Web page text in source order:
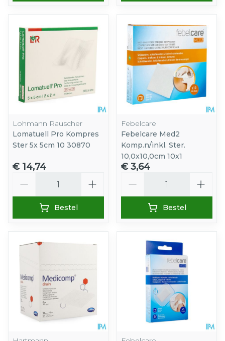
Lohmann Rauscher
Lomatuell Pro Kompres
Ster 5x 5cm 10 30870
€ 14,74
Bestel
Febelcare
Febelcare Med2
Komp.n/inkl. Ster.
10,0x10,0cm 10x1
€ 3,64
Bestel